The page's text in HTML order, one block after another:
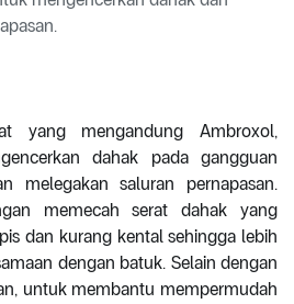
yang mengandung Ambroxol,
dahak pada gangguan
melegakan saluran pernapasan.
memecah serat dahak yang
dan kurang kental sehingga lebih
dengan batuk. Selain dengan
untuk membantu mempermudah